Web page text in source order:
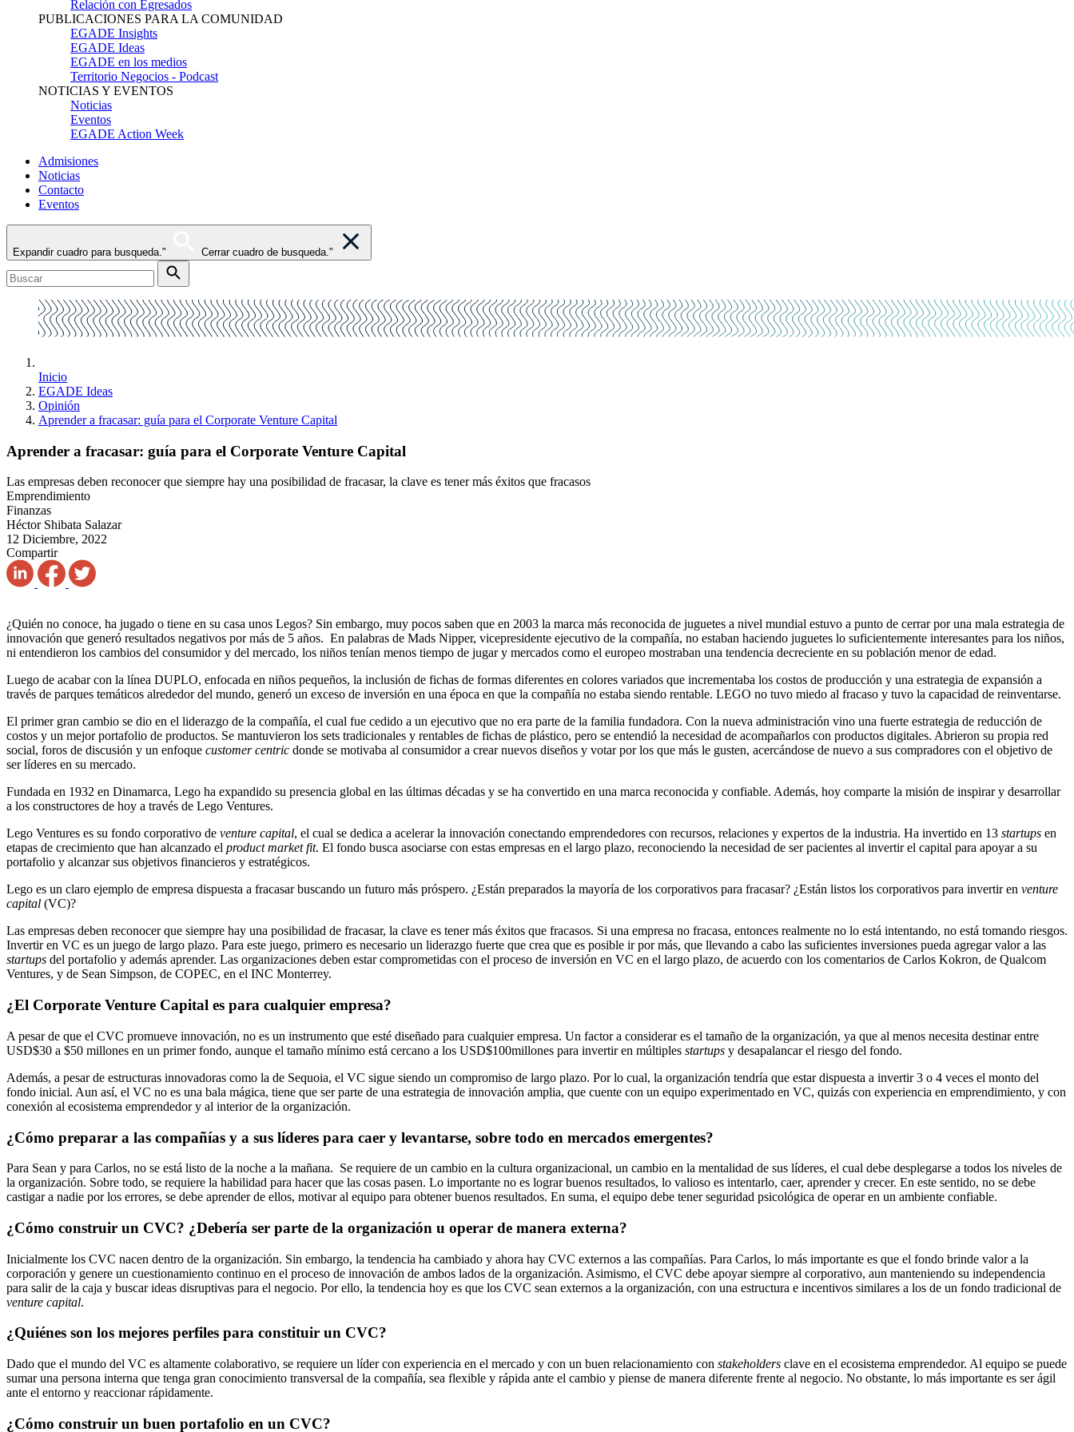
Relación con Egresados
PUBLICACIONES PARA LA COMUNIDAD
EGADE Insights
EGADE Ideas
EGADE en los medios
Territorio Negocios - Podcast
NOTICIAS Y EVENTOS
Noticias
Eventos
EGADE Action Week
Admisiones
Noticias
Contacto
Eventos
Expandir cuadro para busqueda." Cerrar cuadro de busqueda."
Inicio
EGADE Ideas
Opinión
Aprender a fracasar: guía para el Corporate Venture Capital
Aprender a fracasar: guía para el Corporate Venture Capital
Las empresas deben reconocer que siempre hay una posibilidad de fracasar, la clave es tener más éxitos que fracasos
Emprendimiento
Finanzas
Héctor Shibata Salazar
12 Diciembre, 2022
Compartir
¿Quién no conoce, ha jugado o tiene en su casa unos Legos? Sin embargo, muy pocos saben que en 2003 la marca más reconocida de juguetes a nivel mundial estuvo a punto de cerrar por una mala estrategia de
innovación que generó resultados negativos por más de 5 años. En palabras de Mads Nipper, vicepresidente ejecutivo de la compañía, no estaban haciendo juguetes lo suficientemente interesantes para los niños,
ni entendieron los cambios del consumidor y del mercado, los niños tenían menos tiempo de jugar y mercados como el europeo mostraban una tendencia decreciente en su población menor de edad.
Luego de acabar con la línea DUPLO, enfocada en niños pequeños, la inclusión de fichas de formas diferentes en colores variados que incrementaba los costos de producción y una estrategia de expansión a
través de parques temáticos alrededor del mundo, generó un exceso de inversión en una época en que la compañía no estaba siendo rentable. LEGO no tuvo miedo al fracaso y tuvo la capacidad de reinventarse.
El primer gran cambio se dio en el liderazgo de la compañía, el cual fue cedido a un ejecutivo que no era parte de la familia fundadora. Con la nueva administración vino una fuerte estrategia de reducción de
costos y un mejor portafolio de productos. Se mantuvieron los sets tradicionales y rentables de fichas de plástico, pero se entendió la necesidad de acompañarlos con productos digitales. Abrieron su propia red
social, foros de discusión y un enfoque customer centric donde se motivaba al consumidor a crear nuevos diseños y votar por los que más le gusten, acercándose de nuevo a sus compradores con el objetivo de
ser líderes en su mercado.
Fundada en 1932 en Dinamarca, Lego ha expandido su presencia global en las últimas décadas y se ha convertido en una marca reconocida y confiable. Además, hoy comparte la misión de inspirar y desarrollar
a los constructores de hoy a través de Lego Ventures.
Lego Ventures es su fondo corporativo de venture capital, el cual se dedica a acelerar la innovación conectando emprendedores con recursos, relaciones y expertos de la industria. Ha invertido en 13 startups en
etapas de crecimiento que han alcanzado el product market fit. El fondo busca asociarse con estas empresas en el largo plazo, reconociendo la necesidad de ser pacientes al invertir el capital para apoyar a su
portafolio y alcanzar sus objetivos financieros y estratégicos.
Lego es un claro ejemplo de empresa dispuesta a fracasar buscando un futuro más próspero. ¿Están preparados la mayoría de los corporativos para fracasar? ¿Están listos los corporativos para invertir en venture
capital (VC)?
Las empresas deben reconocer que siempre hay una posibilidad de fracasar, la clave es tener más éxitos que fracasos. Si una empresa no fracasa, entonces realmente no lo está intentando, no está tomando riesgos.
Invertir en VC es un juego de largo plazo. Para este juego, primero es necesario un liderazgo fuerte que crea que es posible ir por más, que llevando a cabo las suficientes inversiones pueda agregar valor a las
startups del portafolio y además aprender. Las organizaciones deben estar comprometidas con el proceso de inversión en VC en el largo plazo, de acuerdo con los comentarios de Carlos Kokron, de Qualcom
Ventures, y de Sean Simpson, de COPEC, en el INC Monterrey.
¿El Corporate Venture Capital es para cualquier empresa?
A pesar de que el CVC promueve innovación, no es un instrumento que esté diseñado para cualquier empresa. Un factor a considerar es el tamaño de la organización, ya que al menos necesita destinar entre
USD$30 a $50 millones en un primer fondo, aunque el tamaño mínimo está cercano a los USD$100millones para invertir en múltiples startups y desapalancar el riesgo del fondo.
Además, a pesar de estructuras innovadoras como la de Sequoia, el VC sigue siendo un compromiso de largo plazo. Por lo cual, la organización tendría que estar dispuesta a invertir 3 o 4 veces el monto del
fondo inicial. Aun así, el VC no es una bala mágica, tiene que ser parte de una estrategia de innovación amplia, que cuente con un equipo experimentado en VC, quizás con experiencia en emprendimiento, y con
conexión al ecosistema emprendedor y al interior de la organización.
¿Cómo preparar a las compañías y a sus líderes para caer y levantarse, sobre todo en mercados emergentes?
Para Sean y para Carlos, no se está listo de la noche a la mañana. Se requiere de un cambio en la cultura organizacional, un cambio en la mentalidad de sus líderes, el cual debe desplegarse a todos los niveles de
la organización. Sobre todo, se requiere la habilidad para hacer que las cosas pasen. Lo importante no es lograr buenos resultados, lo valioso es intentarlo, caer, aprender y crecer. En este sentido, no se debe
castigar a nadie por los errores, se debe aprender de ellos, motivar al equipo para obtener buenos resultados. En suma, el equipo debe tener seguridad psicológica de operar en un ambiente confiable.
¿Cómo construir un CVC? ¿Debería ser parte de la organización u operar de manera externa?
Inicialmente los CVC nacen dentro de la organización. Sin embargo, la tendencia ha cambiado y ahora hay CVC externos a las compañías. Para Carlos, lo más importante es que el fondo brinde valor a la
corporación y genere un cuestionamiento continuo en el proceso de innovación de ambos lados de la organización. Asimismo, el CVC debe apoyar siempre al corporativo, aun manteniendo su independencia
para salir de la caja y buscar ideas disruptivas para el negocio. Por ello, la tendencia hoy es que los CVC sean externos a la organización, con una estructura e incentivos similares a los de un fondo tradicional de
venture capital.
¿Quiénes son los mejores perfiles para constituir un CVC?
Dado que el mundo del VC es altamente colaborativo, se requiere un líder con experiencia en el mercado y con un buen relacionamiento con stakeholders clave en el ecosistema emprendedor. Al equipo se puede
sumar una persona interna que tenga gran conocimiento transversal de la compañía, sea flexible y rápida ante el cambio y piense de manera diferente frente al negocio. No obstante, lo más importante es ser ágil
ante el entorno y reaccionar rápidamente.
¿Cómo construir un buen portafolio en un CVC?